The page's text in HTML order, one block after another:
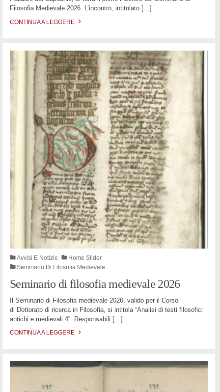
Filosofia Medievale 2026. L’incontro, intitolato […]
CONTINUA A LEGGERE
Avvisi E Notizie
Home Slider
Seminario Di Filosofia Medievale
Seminario di filosofia medievale 2026
Il Seminario di Filosofia medievale 2026, valido per il Corso
di Dottorato di ricerca in Filosofia, si intitola “Analisi di testi filosofici
antichi e medievali 4”. Responsabili […]
CONTINUA A LEGGERE